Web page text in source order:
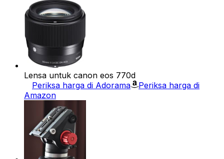
Lensa untuk canon eos 770d
Periksa harga di Adorama
Periksa harga di
Amazon